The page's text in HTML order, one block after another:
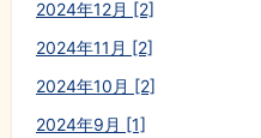
2024年12月 [2]
2024年11月 [2]
2024年10月 [2]
2024年9月 [1]